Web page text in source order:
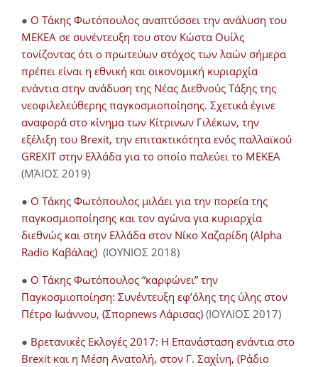
● O Τάκης Φωτόπουλος αναπτύσσει την ανάλυση του
ΜΕΚΕΑ σε συνέντευξη του στον Κώστα Ουίλς
τονίζοντας ότι ο πρωτεύων στόχος των λαών σήμερα
πρέπει είναι η εθνική και οικονομική κυριαρχία
ενάντια στην ανάδυση της Νέας Διεθνούς Τάξης της
νεοφιλελεύθερης παγκοσμιοποίησης. Σχετικά έγινε
αναφορά στο κίνημα των Κίτρινων Γιλέκων, την
εξέλιξη του Brexit, την επιτακτικότητα ενός παλλαϊκού
GREXIT στην Ελλάδα για το οποίο παλεύει το ΜΕΚΕΑ
(ΜΆΙΟΣ 2019)
● Ο Τάκης Φωτόπουλος μιλάει για την πορεία της
παγκοσμιοποίησης και τον αγώνα για κυριαρχία
διεθνώς και στην Ελλάδα στον Νίκο Χαζαρίδη (Alpha
Radio Καβάλας) (ΙΟΥΝΙΟΣ 2018)
● Ο Τάκης Φωτόπουλος “καρφώνει” την
Παγκοσμιοποίηση: Συνέντευξη εφ’όλης της ύλης στον
Πέτρο Ιωάννου, (Σπορnews Λάρισας) (ΙΟΥΛΙΟΣ 2017)
● Βρετανικές Εκλογές 2017: Η Επανάσταση ενάντια στο
Brexit και η Μέση Ανατολή, στον Γ. Σαχίνη, (Ράδιο